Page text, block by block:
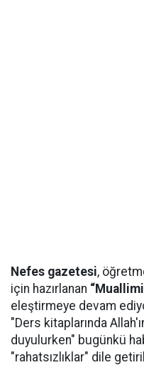
Nefes gazetesi,
için hazırlanan
eleştirmeye devam
"Ders kitaplarında
duyulurken" bugünkü
"rahatsızlıklar" dile